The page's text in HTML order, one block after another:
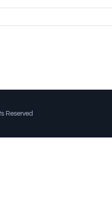
Reserved